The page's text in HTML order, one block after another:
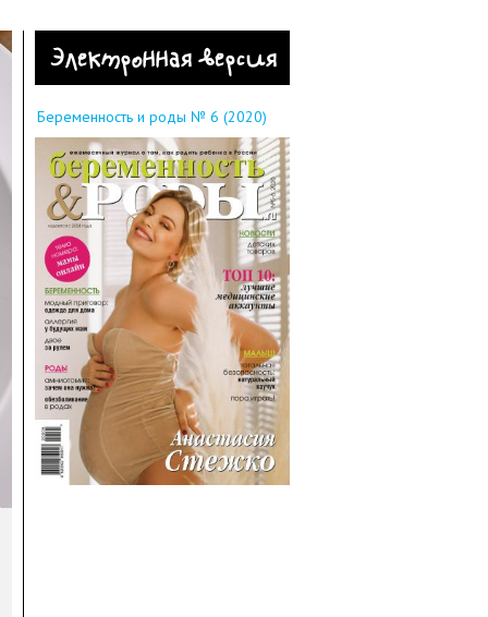
Электронная версия
Беременность и роды № 6 (2020)